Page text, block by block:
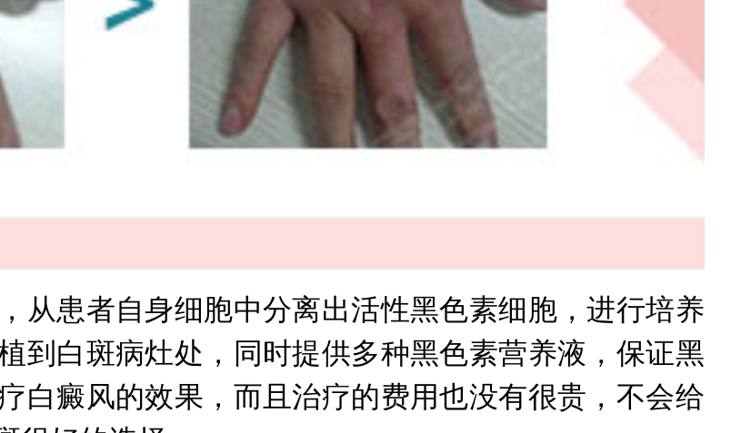
患者自身细胞中分离出活性黑色素细胞，进行培养
到白斑病灶处，同时提供多种黑色素营养液，保证黑
白癜风的效果，而且治疗的费用也没有很贵，不会给